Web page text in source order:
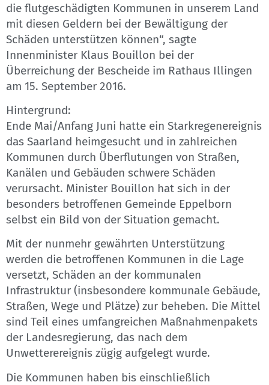
die flutgeschädigten Kommunen in unserem Land
mit diesen Geldern bei der Bewältigung der
Schäden unterstützen können“, sagte
Innenminister Klaus Bouillon bei der
Überreichung der Bescheide im Rathaus Illingen
am 15. September 2016.
Hintergrund:
Ende Mai/Anfang Juni hatte ein Starkregenereignis
das Saarland heimgesucht und in zahlreichen
Kommunen durch Überflutungen von Straßen,
Kanälen und Gebäuden schwere Schäden
verursacht. Minister Bouillon hat sich in der
besonders betroffenen Gemeinde Eppelborn
selbst ein Bild von der Situation gemacht.
Mit der nunmehr gewährten Unterstützung
werden die betroffenen Kommunen in die Lage
versetzt, Schäden an der kommunalen
Infrastruktur (insbesondere kommunale Gebäude,
Straßen, Wege und Plätze) zur beheben. Die Mittel
sind Teil eines umfangreichen Maßnahmenpakets
der Landesregierung, das nach dem
Unwetterereignis zügig aufgelegt wurde.
Die Kommunen haben bis einschließlich